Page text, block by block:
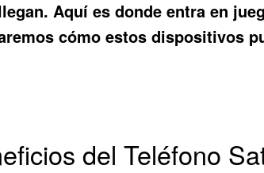
Aquí es donde entra en
cómo estos dispositivos
del Teléfono